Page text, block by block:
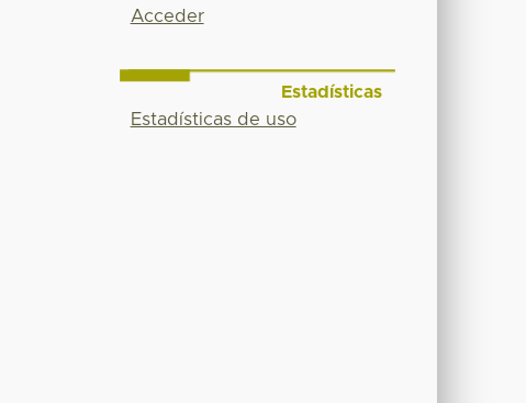
Acceder
Estadísticas
Estadísticas de uso